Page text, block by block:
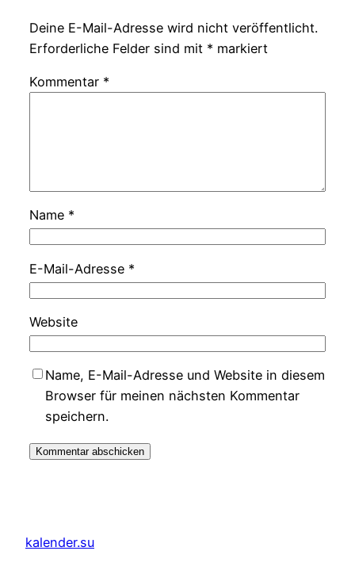
Deine E-Mail-Adresse wird nicht veröffentlicht.
Erforderliche Felder sind mit * markiert
Kommentar *
Name *
E-Mail-Adresse *
Website
Name, E-Mail-Adresse und Website in diesem
Browser für meinen nächsten Kommentar
speichern.
kalender.su